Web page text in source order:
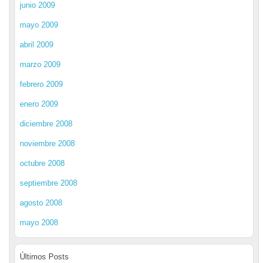
junio 2009
mayo 2009
abril 2009
marzo 2009
febrero 2009
enero 2009
diciembre 2008
noviembre 2008
octubre 2008
septiembre 2008
agosto 2008
mayo 2008
Últimos Posts